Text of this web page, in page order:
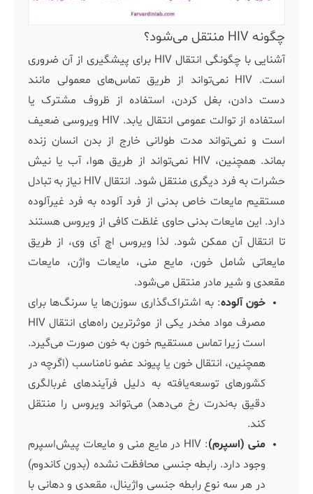
چگونه HIV منتقل می‌شود؟
آشنایی با چگونگی انتقال HIV برای پیشگیری از آن ضروری
است. HIV نمی‌تواند از طریق تماس‌های معمولی مانند
دست دادن، بغل کردن، استفاده از ظروف مشترک یا
استفاده از توالت عمومی انتقال یابد. HIV ویروسی ضعیف
است و نمی‌تواند مدت طولانی خارج از بدن انسان زنده
بماند. همچنین، HIV نمی‌تواند از طریق هوا، آب یا نیش
حشرات به فرد دیگری منتقل شود. انتقال HIV نیاز به تبادل
مستقیم مایعات خاص بدنی از فرد آلوده به فرد غیرآلوده
دارد. این مایعات بدنی حاوی غلظت کافی از ویروس هستند
تا انتقال آن ممکن شود. لذا ویروس اچ آی وی، از طریق
مایعاتی شامل خون، مایع منی، مایعات واژن، مایعات
مقعدی و شیر مادر منتقل می‌شود.
خون آلوده: به اشتراک‌گذاری سوزن‌ها یا سرنگ‌ها برای
مصرف مواد مخدر یکی از موثرترین راه‌های انتقال HIV
است زیرا تماس مستقیم خون به خون صورت می‌گیرد.
همچنین، انتقال خون یا پیوند عضو نامناسب (اگرچه در
کشورهای توسعه‌یافته به دلیل فرآیندهای غربالگری
دقیق به‌ندرت رخ می‌دهد) می‌تواند ویروس را منتقل
کند.
منی (اسپرم)
: HIV در مایع منی و مایعات پیش‌اسپرم
وجود دارد. رابطه جنسی محافظت نشده (بدون کاندوم)
در هر سه نوع رابطه جنسی واژینال، مقعدی و دهانی با